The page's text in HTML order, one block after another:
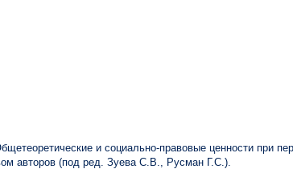
и социально-правовые ценности при
авторов (под ред. Зуева С.В., Русман Г.С.).